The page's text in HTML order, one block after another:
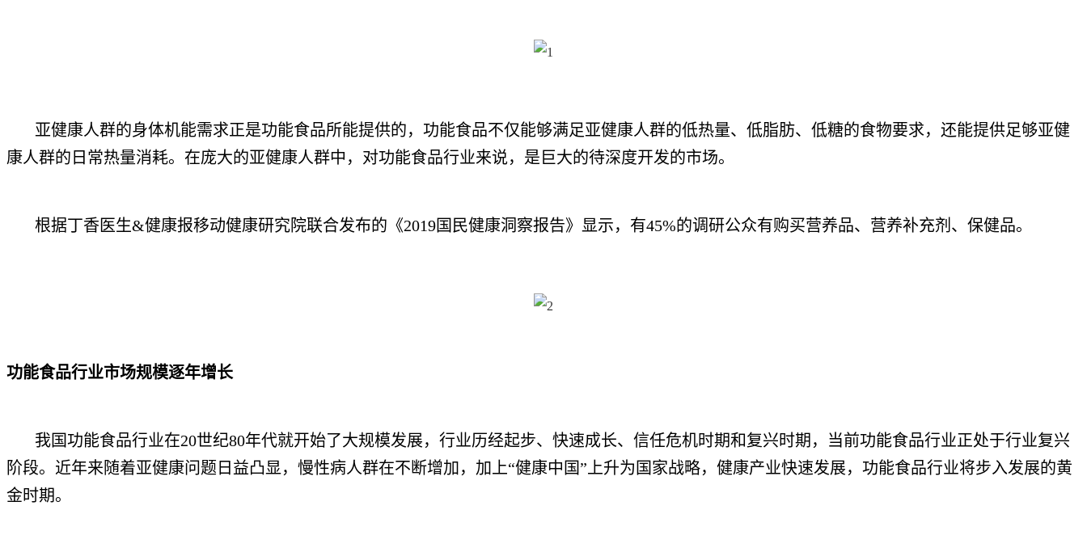
亚健康人群的身体机能需求正是功能食品所能提供的，功能食品不仅能够满足亚健康人群的低热量、低脂肪、低糖的食物要求，还能提供足够亚健
康人群的日常热量消耗。在庞大的亚健康人群中，对功能食品行业来说，是巨大的待深度开发的市场。
根据丁香医生&健康报移动健康研究院联合发布的《2019国民健康洞察报告》显示，有45%的调研公众有购买营养品、营养补充剂、保健品。
功能食品行业市场规模逐年增长
我国功能食品行业在20世纪80年代就开始了大规模发展，行业历经起步、快速成长、信任危机时期和复兴时期，当前功能食品行业正处于行业复兴
阶段。近年来随着亚健康问题日益凸显，慢性病人群在不断增加，加上“健康中国”上升为国家战略，健康产业快速发展，功能食品行业将步入发展的黄
金时期。